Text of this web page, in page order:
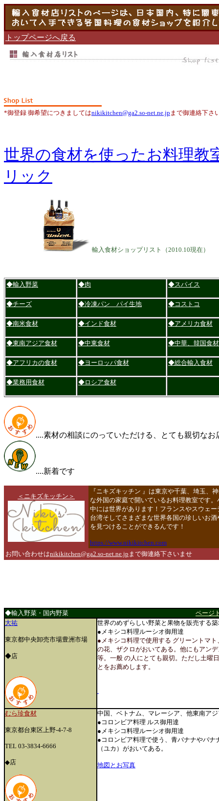
トップページへ戻る
*御登録 御希望につきましてはnikikitchen@ga2.so-net.ne.jp まで御連絡下さ
世界の食材を使ったお料理
リック
輸入食材ショップリスト（2010.10現在）
◆輸入野菜 ◆肉 ◆スパイス
◆チーズ ◆冷凍パン パイ生地 ◆コストコ
◆南米食材 ◆インド食材 ◆アメリカ食材
◆東南アジア食材 ◆中東食材 ◆中華、韓国食材
◆アフリカの食材 ◆ヨーロッパ食材 ◆総合輸入食材
◆業務用食材 ◆ロシア食材
....素材の相談にのっていただける、とても親切なお
....新着です
＜ニキズキッチン＞
『ニキズキッチン 』は東京や千葉、埼玉、
な外国の家庭で開いているお料理教室です
中には世界があります！フランスやスウェ
台湾そしてさまざまな世界各国の珍しいお
を見つけることができるんです！
https://www.nikikitchen.com
お問い合わせはnikikitchen@ga2.so-net.ne.jp まで御連絡下さいませ
◆輸入野菜・国内野菜 ページ
大祐
東京都中央卸売市場豊洲市場
◆店
世界のめずらしい野菜と果物を販売する
●メキシコ料理ルーシオ御用達
●メキシコ料理で使用する グリーントマ
の花、ザクロがおいてある。他にもアン
等。一般 の人にとても親切。ただし土曜
とをお薦めします。
むら珍食材
東京都台東区上野-4-7-8
TEL 03-3834-6666
◆店
中国、ベトナム、マレーシア、他東南ア
●コロンビア料理 ルス御用達
●メキシコ料理ルーシオ御用達
● コロンビア料理で使う、青バナナやバナ
（ユカ）がおいてある。
地図とお写真